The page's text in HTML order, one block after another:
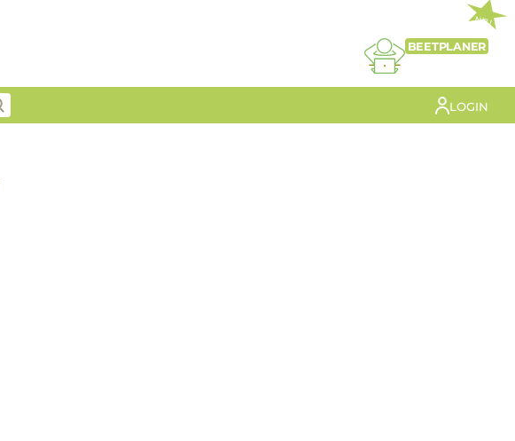
NEU
BEETPLANER
LOGIN